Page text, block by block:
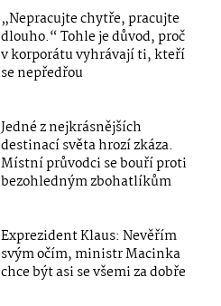
„Nepracujte chytře, pracujte
dlouho.“ Tohle je důvod, proč
v korporátu vyhrávají ti, kteří
se nepředřou
Jedné z nejkrásnějších
destinací světa hrozí zkáza.
Místní průvodci se bouří proti
bezohledným zbohatlíkům
Exprezident Klaus: Nevěřím
svým očím, ministr Macinka
chce být asi se všemi za dobře